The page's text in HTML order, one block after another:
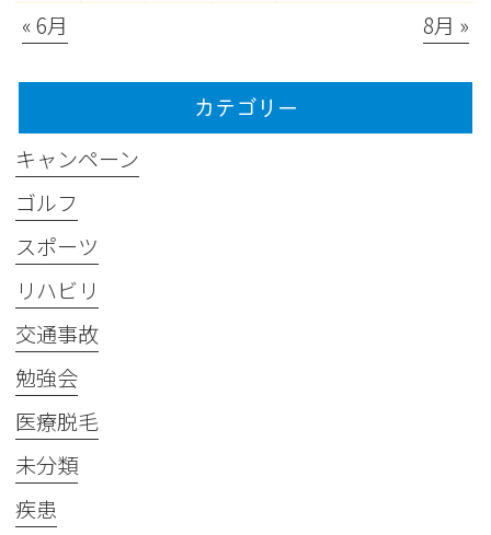
« 6月 8月 »
カテゴリー
キャンペーン
ゴルフ
スポーツ
リハビリ
交通事故
勉強会
医療脱毛
未分類
疾患